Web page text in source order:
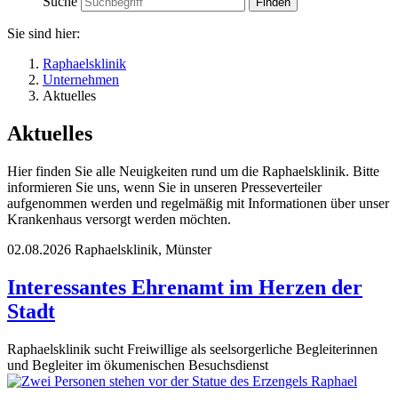
Sie sind hier:
Raphaelsklinik
Unternehmen
Aktuelles
Aktuelles
Hier finden Sie alle Neuigkeiten rund um die Raphaelsklinik. Bitte
informieren Sie uns, wenn Sie in unseren Presseverteiler
aufgenommen werden und regelmäßig mit Informationen über unser
Krankenhaus versorgt werden möchten.
02.08.2026 Raphaelsklinik, Münster
Interessantes Ehrenamt im Herzen der
Stadt
Raphaelsklinik sucht Freiwillige als seelsorgerliche Begleiterinnen
und Begleiter im ökumenischen Besuchsdienst